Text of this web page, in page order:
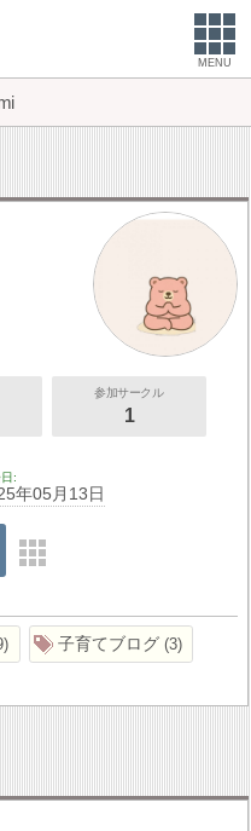
MENU
参加サークル
1
年05月13日
子育てブログ 3